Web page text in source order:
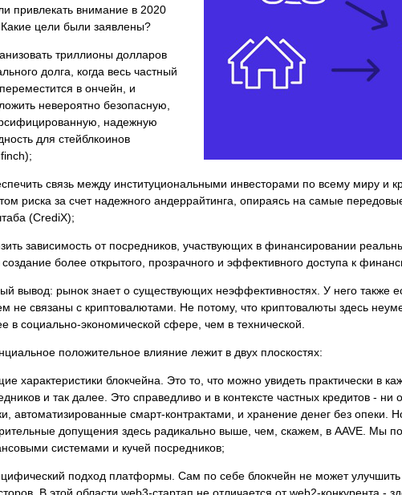
привлекать внимание в 2020
Какие цели были заявлены?
триллионы долларов
долга, когда весь частный
в ончейн, и
невероятно безопасную,
надежную
для стейблкоинов
связь между институциональными инвесторами по всему миру и
риска за счет надежного андеррайтинга, опираясь на самые
(CrediX);
зависимость от посредников, участвующих в финансировании
более открытого, прозрачного и эффективного доступа к
вывод: рынок знает о существующих неэффективностях. У него также
не связаны с криптовалютами. Не потому, что криптовалюты здесь
в социально-экономической сфере, чем в технической.
положительное влияние лежит в двух плоскостях:
характеристики блокчейна. Это то, что можно увидеть практически в
и так далее. Это справедливо и в контексте частных кредитов -
автоматизированные смарт-контрактами, и хранение денег без опеки.
допущения здесь радикально выше, чем, скажем, в AAVE. Мы
системами и кучей посредников;
подход платформы. Сам по себе блокчейн не может улучшить
В этой области web3-стартап не отличается от web2-конкурента -